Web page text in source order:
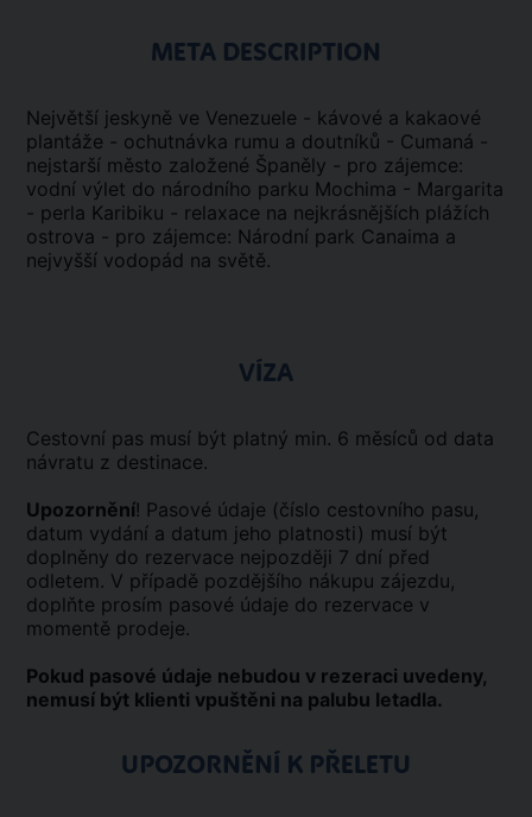
META DESCRIPTION
Největší jeskyně ve Venezuele - kávové a kakaové
plantáže - ochutnávka rumu a doutníků - Cumaná -
nejstarší město založené Španěly - pro zájemce:
vodní výlet do národního parku Mochima - Margarita
- perla Karibiku - relaxace na nejkrásnějších plážích
ostrova - pro zájemce: Národní park Canaima a
nejvyšší vodopád na světě.
VÍZA
Cestovní pas musí být platný min. 6 měsíců od data
návratu z destinace.
Upozornění! Pasové údaje (číslo cestovního pasu,
datum vydání a datum jeho platnosti) musí být
doplněny do rezervace nejpozději 7 dní před
odletem. V případě pozdějšího nákupu zájezdu,
doplňte prosím pasové údaje do rezervace v
momentě prodeje.
Pokud pasové údaje nebudou v rezeraci uvedeny,
nemusí být klienti vpuštěni na palubu letadla.
UPOZORNĚNÍ K PŘELETU